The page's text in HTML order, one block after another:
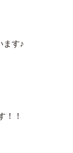
ます♪
！！